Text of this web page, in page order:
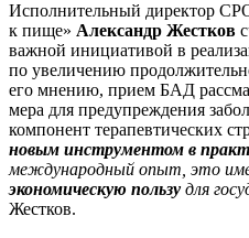
Исполнительный директор
к пище» Александр Жестков
важной инициативой в
по увеличению
его мнению, прием БАД
мера для предупреждения
компонент терапевтических
новым инструментом в
международный опыт, это
экономическую пользу для
Жестков.